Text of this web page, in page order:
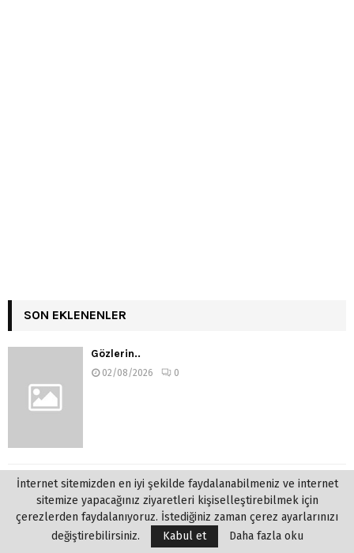
SON EKLENENLER
Gözlerin..
02/08/2026 0
Gemi
01/08/2026 0
İnternet sitemizden en iyi şekilde faydalanabilmeniz ve internet
sitemize yapacağınız ziyaretleri kişiselleştirebilmek için
çerezlerden faydalanıyoruz. İstediğiniz zaman çerez ayarlarınızı
değiştirebilirsiniz.
Kabul et Daha fazla oku